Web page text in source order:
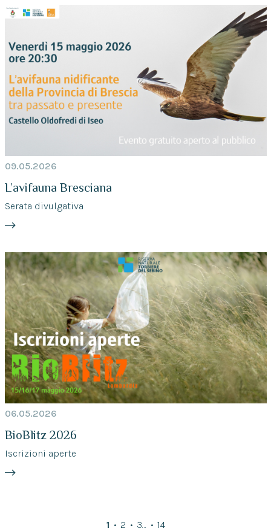
09.05.2026
L’avifauna Bresciana
Serata divulgativa
06.05.2026
BioBlitz 2026
Iscrizioni aperte
1 2 3 14